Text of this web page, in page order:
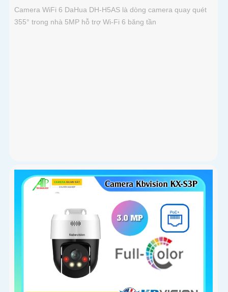
Camera WiFi 6 DaHua DH-H5AS là dòng camera quay quét
355° trong nhà 5MP hỗ trợ Wi-Fi 6 băng tần